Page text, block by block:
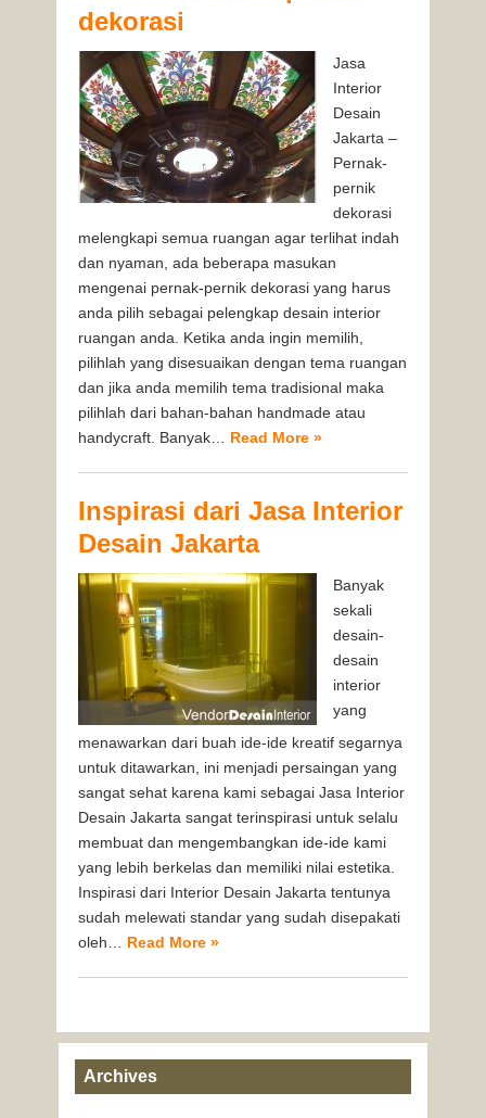
dekorasi
Jasa
Interior
Desain
Jakarta –
Pernak-
pernik
dekorasi
melengkapi semua ruangan agar terlihat indah
dan nyaman, ada beberapa masukan
mengenai pernak-pernik dekorasi yang harus
anda pilih sebagai pelengkap desain interior
ruangan anda. Ketika anda ingin memilih,
pilihlah yang disesuaikan dengan tema ruangan
dan jika anda memilih tema tradisional maka
pilihlah dari bahan-bahan handmade atau
handycraft. Banyak… Read More »
Inspirasi dari Jasa Interior
Desain Jakarta
Banyak
sekali
desain-
desain
interior
yang
menawarkan dari buah ide-ide kreatif segarnya
untuk ditawarkan, ini menjadi persaingan yang
sangat sehat karena kami sebagai Jasa Interior
Desain Jakarta sangat terinspirasi untuk selalu
membuat dan mengembangkan ide-ide kami
yang lebih berkelas dan memiliki nilai estetika.
Inspirasi dari Interior Desain Jakarta tentunya
sudah melewati standar yang sudah disepakati
oleh… Read More »
Archives